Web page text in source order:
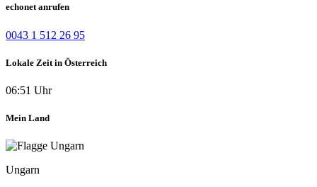
echonet anrufen
0043 1 512 26 95
Lokale Zeit in Österreich
06:51 Uhr
Mein Land
Ungarn